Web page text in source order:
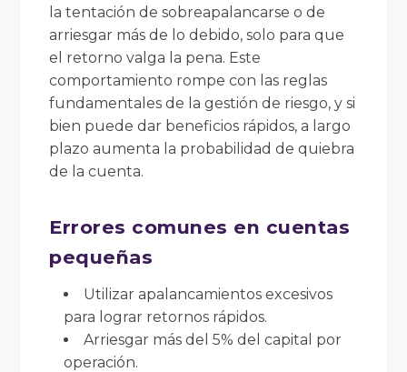
la tentación de sobreapalancarse o de
arriesgar más de lo debido, solo para que
el retorno valga la pena. Este
comportamiento rompe con las reglas
fundamentales de la gestión de riesgo, y si
bien puede dar beneficios rápidos, a largo
plazo aumenta la probabilidad de quiebra
de la cuenta.
Errores comunes en cuentas
pequeñas
Utilizar apalancamientos excesivos
para lograr retornos rápidos.
Arriesgar más del 5% del capital por
operación.